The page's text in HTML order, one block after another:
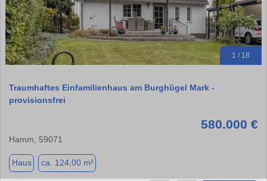
1 / 18
Traumhaftes Einfamilienhaus am Burghügel Mark -
provisionsfrei
580.000 €
Hamm, 59071
Haus ca. 124,00 m²